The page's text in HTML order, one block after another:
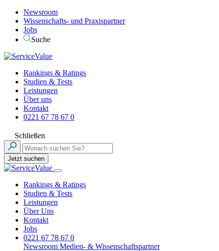
Newsroom
Wissenschafts- und Praxispartner
Jobs
Suche
Rankings & Ratings
Studien & Tests
Leistungen
Über uns
Kontakt
0221 67 78 67 0
Schließen
Jetzt suchen
Rankings & Ratings
Studien & Tests
Leistungen
Über Uns
Kontakt
Jobs
0221 67 78 67 0
Newsroom Medien- & Wissenschaftspartner